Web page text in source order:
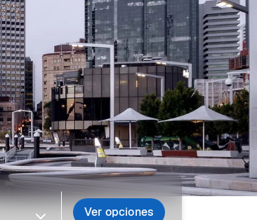
Ver opciones